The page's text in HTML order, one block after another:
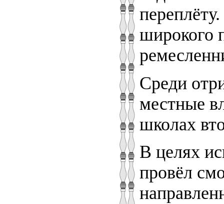
широкого
Среди
местные
школах
В целях
провёл